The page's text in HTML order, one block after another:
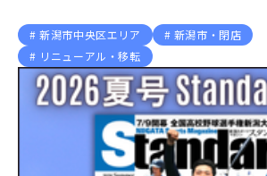
新潟市中央区エリア
新潟市・閉店
リニューアル・移転